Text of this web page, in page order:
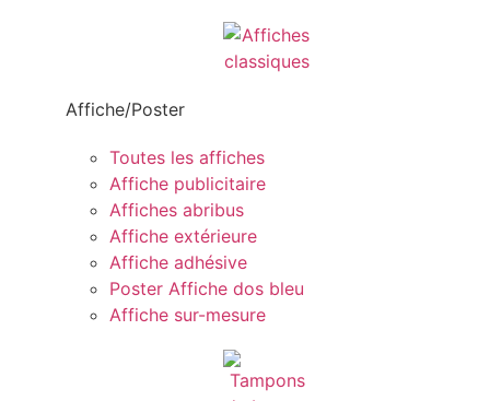
Affiche/Poster
Toutes les affiches
Affiche publicitaire
Affiches abribus
Affiche extérieure
Affiche adhésive
Poster Affiche dos bleu
Affiche sur-mesure